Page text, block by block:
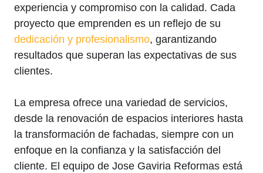
experiencia y compromiso con la calidad. Cada
proyecto que emprenden es un reflejo de su
dedicación y profesionalismo, garantizando
resultados que superan las expectativas de sus
clientes.
La empresa ofrece una variedad de servicios,
desde la renovación de espacios interiores hasta
la transformación de fachadas, siempre con un
enfoque en la confianza y la satisfacción del
cliente. El equipo de Jose Gaviria Reformas está